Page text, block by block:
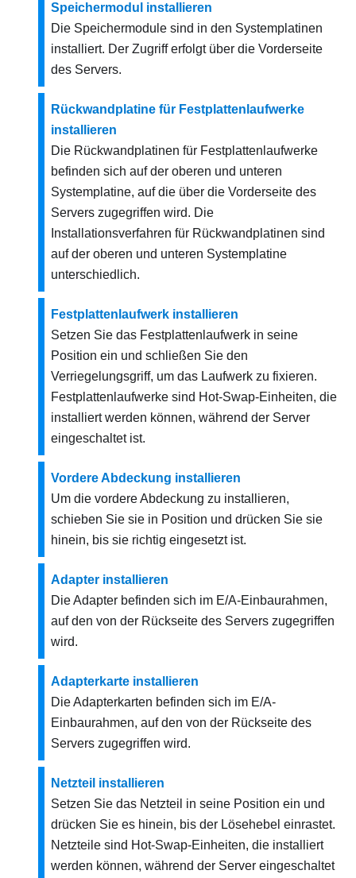
Speichermodul installieren
Die Speichermodule sind in den Systemplatinen
installiert. Der Zugriff erfolgt über die Vorderseite
des Servers.
Rückwandplatine für Festplattenlaufwerke
installieren
Die Rückwandplatinen für Festplattenlaufwerke
befinden sich auf der oberen und unteren
Systemplatine, auf die über die Vorderseite des
Servers zugegriffen wird. Die
Installationsverfahren für Rückwandplatinen sind
auf der oberen und unteren Systemplatine
unterschiedlich.
Festplattenlaufwerk installieren
Setzen Sie das Festplattenlaufwerk in seine
Position ein und schließen Sie den
Verriegelungsgriff, um das Laufwerk zu fixieren.
Festplattenlaufwerke sind Hot-Swap-Einheiten, die
installiert werden können, während der Server
eingeschaltet ist.
Vordere Abdeckung installieren
Um die vordere Abdeckung zu installieren,
schieben Sie sie in Position und drücken Sie sie
hinein, bis sie richtig eingesetzt ist.
Adapter installieren
Die Adapter befinden sich im E/A-Einbaurahmen,
auf den von der Rückseite des Servers zugegriffen
wird.
Adapterkarte installieren
Die Adapterkarten befinden sich im E/A-
Einbaurahmen, auf den von der Rückseite des
Servers zugegriffen wird.
Netzteil installieren
Setzen Sie das Netzteil in seine Position ein und
drücken Sie es hinein, bis der Lösehebel einrastet.
Netzteile sind Hot-Swap-Einheiten, die installiert
werden können, während der Server eingeschaltet